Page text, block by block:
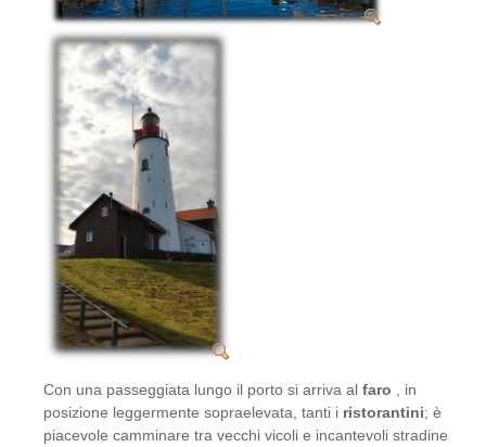
Con una passeggiata lungo il porto si arriva al faro , in
posizione leggermente sopraelevata, tanti i ristorantini; è
piacevole camminare tra vecchi vicoli e incantevoli stradine